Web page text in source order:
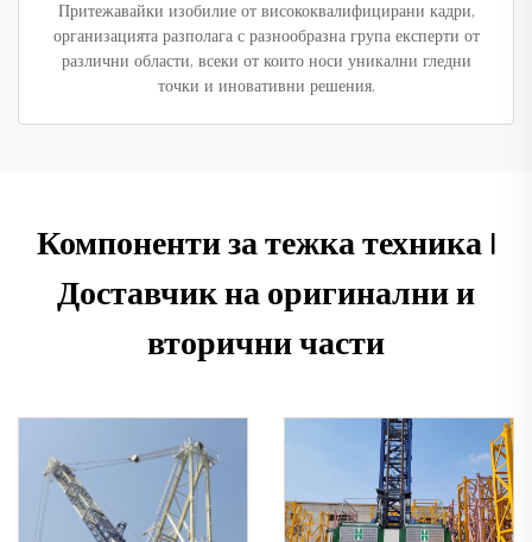
Притежавайки изобилие от висококвалифицирани кадри,
организацията разполага с разнообразна група експерти от
различни области, всеки от които носи уникални гледни
точки и иновативни решения.
Компоненти за тежка техника |
Доставчик на оригинални и
вторични части